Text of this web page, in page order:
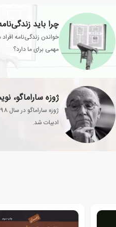
چرا باید
خواندن زندگی‌نامه
مهمی برای ما دارد؟
ژوزه ساراماگو،
ادبیات شد.